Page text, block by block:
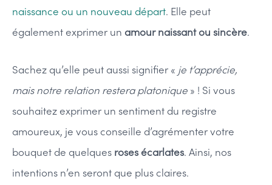
naissance ou un nouveau départ. Elle peut
également exprimer un amour naissant ou sincère.
Sachez qu’elle peut aussi signifier « je t’apprécie,
mais notre relation restera platonique » ! Si vous
souhaitez exprimer un sentiment du registre
amoureux, je vous conseille d’agrémenter votre
bouquet de quelques roses écarlates. Ainsi, nos
intentions n’en seront que plus claires.